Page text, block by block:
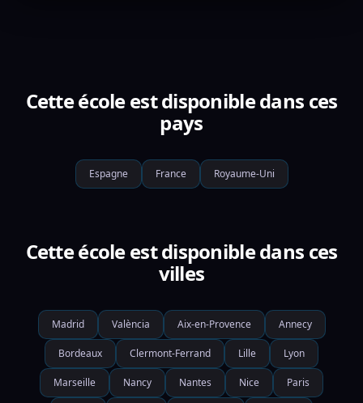
Cette école est disponible dans ces
pays
Espagne France Royaume-Uni
Cette école est disponible dans ces
villes
Madrid València Aix-en-Provence Annecy
Bordeaux Clermont-Ferrand Lille Lyon
Marseille Nancy Nantes Nice Paris